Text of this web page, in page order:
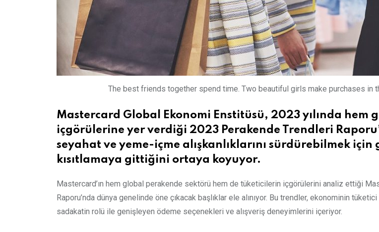
The best friends together spend time. Two beautiful girls make purchases in
Mastercard Global Ekonomi Enstitüsü, 2023 yılında
içgörülerine yer verdiği 2023 Perakende Trendleri
seyahat ve yeme-içme alışkanlıklarını sürdürebilmek
kısıtlamaya gittiğini ortaya koyuyor.
Mastercard’ın hem global perakende sektörü hem de tüketicilerin içgörülerini analiz ettiği
Raporu’nda dünya genelinde öne çıkacak başlıklar ele alınıyor. Bu trendler, ekonominin
sadakatin rolü ile genişleyen ödeme seçenekleri ve alışveriş deneyimlerini içeriyor.